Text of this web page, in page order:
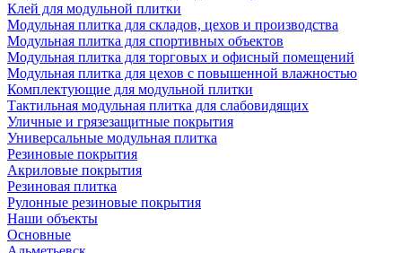
Клей для модульной плитки
Модульная плитка для складов, цехов и производства
Модульная плитка для спортивных объектов
Модульная плитка для торговых и офисный помещений
Модульная плитка для цехов с повышенной влажностью
Комплектующие для модульной плитки
Тактильная модульная плитка для слабовидящих
Уличные и грязезащитные покрытия
Универсальные модульная плитка
Резиновые покрытия
Акриловые покрытия
Резиновая плитка
Рулонные резиновые покрытия
Наши объекты
Основные